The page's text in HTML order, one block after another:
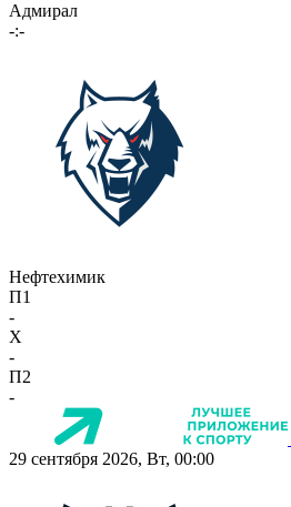
Адмирал
-:-
Нефтехимик
П1
-
X
-
П2
-
29 сентября 2026, Вт, 00:00